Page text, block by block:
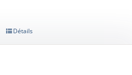
Détails